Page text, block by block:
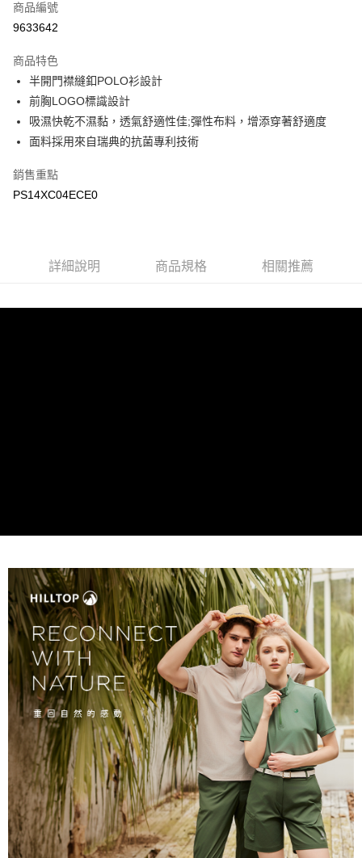
LINE Pay
悠遊付
Google Pay
運送方式
宅配
每筆NT$90，滿NT$899(含以上)免運費
商品編號
9633642
商品特色
半開門襟縫釦POLO衫設計
前胸LOGO標識設計
吸濕快乾不濕黏，透氣舒適性佳;彈性布料，增添穿著舒適度
面料採用來自瑞典的抗菌專利技術
銷售重點
PS14XC04ECE0
詳細說明 商品規格 相關推薦